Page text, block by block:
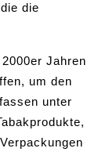
die
Jahren
um den
unter